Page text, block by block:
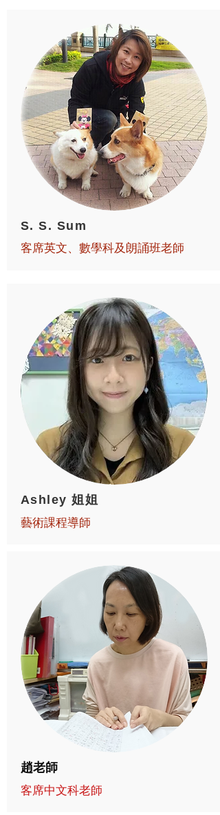
S. S. Sum
客席英文、數學科及朗誦班老師
Ashley 姐姐
藝術課程導師
趙老師
客席中文科老師